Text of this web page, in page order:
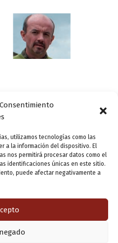
utilizamos tecnologías como las
a la información del dispositivo. El
nos permitirá procesar datos como el
identificaciones únicas en este sitio.
puede afectar negativamente a
– 30 de abril
Hernández son las
día en la Feria del Libro de